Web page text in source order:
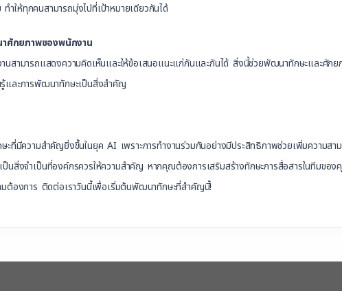
ำให้ทุกคนสามารถมุ่งไปที่เป้าหมายเดียวกันได้
ศักยภาพของพนักงาน
นสามารถแสดงความคิดเห็นและให้ข้อเสนอแนะแก่กันและกันได้ สิ่งนี้ช่วยพัฒนาทักษะและศัก
และการพัฒนาทักษะเป็นสิ่งสำคัญ
ะที่มีความสำคัญยิ่งขึ้นในยุค AI เพราะการทำงานร่วมกันอย่างมีประสิทธิภาพช่วยเพิ่มความสา
นสิ่งจำเป็นที่องค์กรควรให้ความสำคัญ หากคุณต้องการเสริมสร้างทักษะการสื่อสารในทีมของ
มต้องการ ติดต่อเราวันนี้เพื่อเริ่มต้นพัฒนาทักษะที่สำคัญนี้!